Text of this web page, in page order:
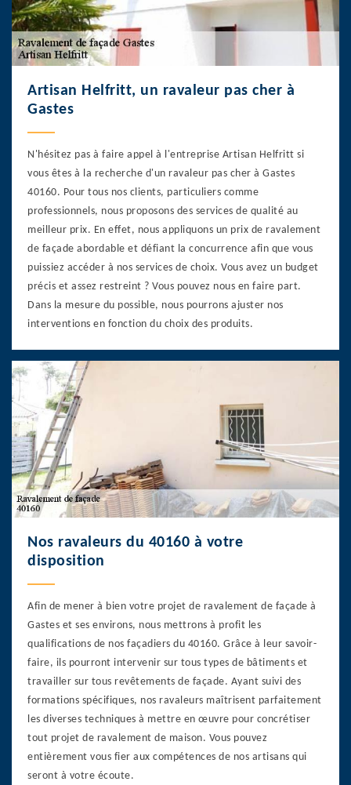
Artisan Helfritt, un ravaleur pas cher à
Gastes
N'hésitez pas à faire appel à l'entreprise Artisan Helfritt si
vous êtes à la recherche d'un ravaleur pas cher à Gastes
40160. Pour tous nos clients, particuliers comme
professionnels, nous proposons des services de qualité au
meilleur prix. En effet, nous appliquons un prix de ravalement
de façade abordable et défiant la concurrence afin que vous
puissiez accéder à nos services de choix. Vous avez un budget
précis et assez restreint ? Vous pouvez nous en faire part.
Dans la mesure du possible, nous pourrons ajuster nos
interventions en fonction du choix des produits.
Nos ravaleurs du 40160 à votre
disposition
Afin de mener à bien votre projet de ravalement de façade à
Gastes et ses environs, nous mettrons à profit les
qualifications de nos façadiers du 40160. Grâce à leur savoir-
faire, ils pourront intervenir sur tous types de bâtiments et
travailler sur tous revêtements de façade. Ayant suivi des
formations spécifiques, nos ravaleurs maîtrisent parfaitement
les diverses techniques à mettre en œuvre pour concrétiser
tout projet de ravalement de maison. Vous pouvez
entièrement vous fier aux compétences de nos artisans qui
seront à votre écoute.